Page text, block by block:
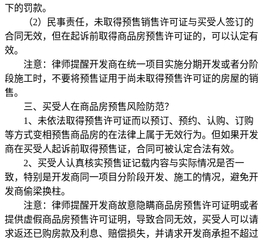
下的罚款。
（2）民事责任，未取得预售销售许可证与买受人签订的
合同无效，但在起诉前取得商品房预售许可证的，可以认定有
效。
注意：律师提醒开发商在统一项目实施分期开发或者分阶
段施工时，不要将预售证用于尚未取得预售许可证的房屋的销
售。
三、买受人在商品房预售风险防范？
1、未依法取得预售许可证而以预订、预约、认购、订购
等方式变相预售商品房的在法律上属于无效行为。但如果开发
商在买受人起诉前取得预售证，合同可被认定合法有效。
2、买受人认真核实预售证记载内容与实际情况是否一
致，特别是开发商同一项目分阶段开发、施工的情况，避免开
发商偷梁换柱。
注意：律师提醒开发商故意隐瞒商品房预售许可证明或者
提供虚假商品房预售许可证明，导致合同无效，买受人可以请
求返还已购房款及利息、赔偿损失，并请求开发商承担不超过